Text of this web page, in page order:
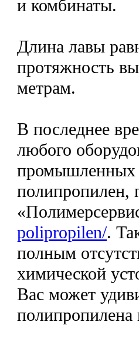
и комбинаты.
Длина лавы
протяжность
метрам.
В последнее
любого
промышленных
полипропилен,
polipropilen/.
полным
химической
Вас может
полипропилена